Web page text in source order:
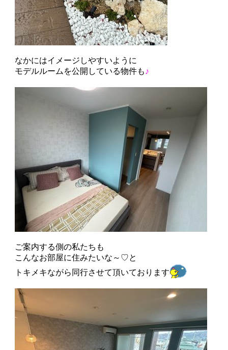
なかにはイメージしやすいように
モデルルームを公開している物件も♪
ご案内する側の私たちも
こんなお部屋に住みたいな～♡と
トキメキながら同行させて頂いております